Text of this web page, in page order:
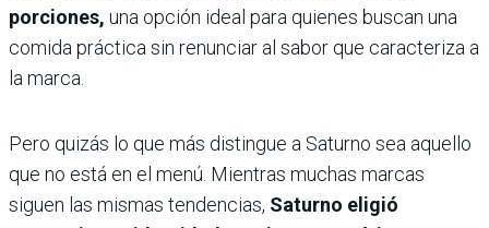
porciones, una opción ideal para quienes buscan una
comida práctica sin renunciar al sabor que caracteriza a
la marca.
Pero quizás lo que más distingue a Saturno sea aquello
que no está en el menú. Mientras muchas marcas
siguen las mismas tendencias, Saturno eligió